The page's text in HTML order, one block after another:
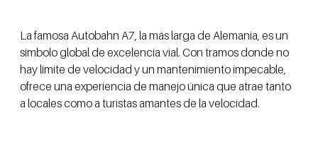
La famosa Autobahn A7, la más larga de Alemania, es un
símbolo global de excelencia vial. Con tramos donde no
hay límite de velocidad y un mantenimiento impecable,
ofrece una experiencia de manejo única que atrae tanto
a locales como a turistas amantes de la velocidad.